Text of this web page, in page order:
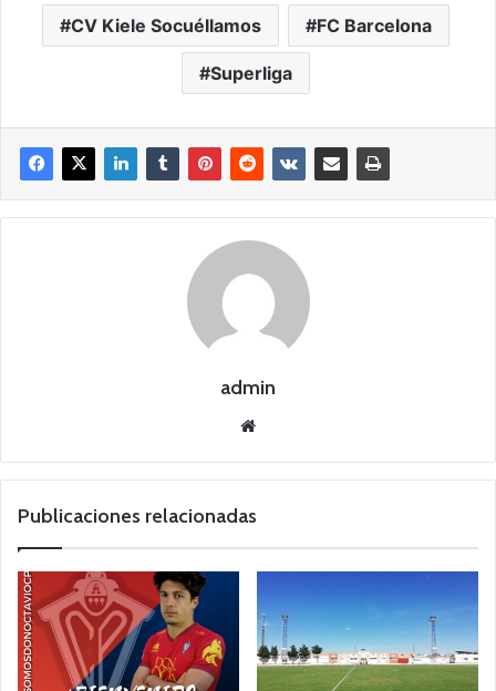
CV Kiele Socuéllamos FC Barcelona
Superliga
admin
we
Publicaciones relacionadas